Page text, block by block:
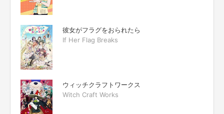
彼女がフラグをおられたら
If Her Flag Breaks
ウィッチクラフトワークス
Witch Craft Works